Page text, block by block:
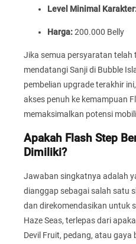
Level Minimal
Harga:200.000 Belly
Jika semua persyaratan telah
mendatangi Sanji di Bubble
pembelian upgrade terakhir
akses penuh ke kemampuan
memaksimalkan potensi
Apakah Flash Step
Dimiliki?
Jawaban singkatnya adalah
dianggap sebagai salah satu
dan direkomendasikan untuk
Haze Seas, terlepas dari
Devil Fruit, pedang, atau